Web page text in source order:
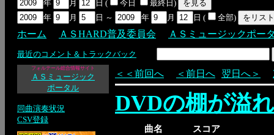
年 月 日 ( 今日
最終日)
年
月 日 ～ 年 月 日 ( 全部)
ホーム ＡＳHARD普及委員会 ＡＳミュージックポー
最近のコメント＆トラックバック
フォルテール総合情報サイト
ＡＳミュージック
ポータル
同曲演奏状況
CSV登録
＜＜前回へ ＜前日へ 翌日へ＞
DVDの棚が溢
曲名
スコア